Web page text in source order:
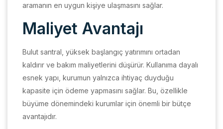
aramanın en uygun kişiye ulaşmasını sağlar.
Maliyet Avantajı
Bulut santral, yüksek başlangıç yatırımını ortadan
kaldırır ve bakım maliyetlerini düşürür. Kullanıma dayalı
esnek yapı, kurumun yalnızca ihtiyaç duyduğu
kapasite için ödeme yapmasını sağlar. Bu, özellikle
büyüme dönemindeki kurumlar için önemli bir bütçe
avantajıdır.